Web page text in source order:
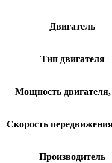
Двигатель
Тип двигателя
Мощность
Скорость
Производитель